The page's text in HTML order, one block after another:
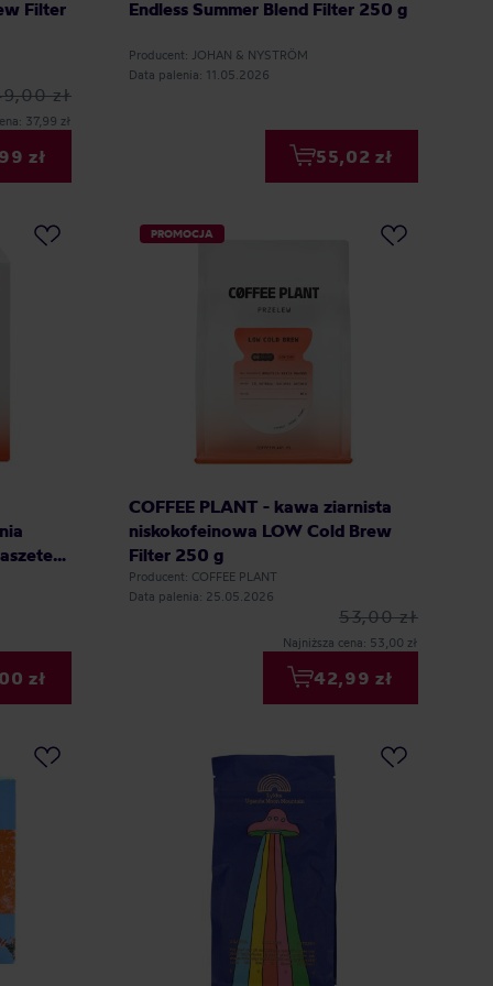
Filter
zł
37,99 zł
zł
Endless Summer Blend Filter 250 g
Producent: JOHAN & NYSTRÖM
Data palenia: 11.05.2026
55,02 zł
zł
PROMOCJA
COFFEE PLANT - kawa ziarnista
niskokofeinowa LOW Cold Brew
Filter 250 g
Producent: COFFEE PLANT
Data palenia: 25.05.2026
53,00 zł
Najniższa cena: 53,00 zł
42,99 zł